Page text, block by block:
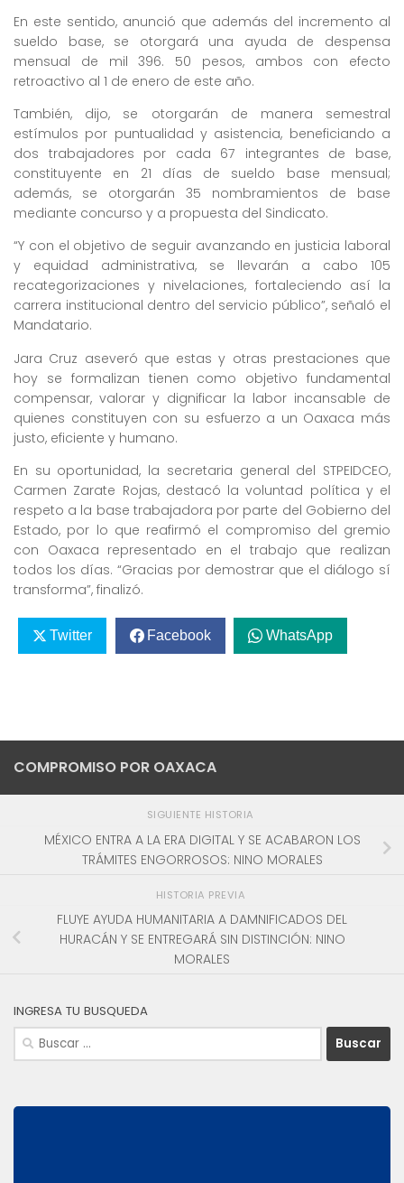
En este sentido, anunció que además del incremento al
sueldo base, se otorgará una ayuda de despensa
mensual de mil 396. 50 pesos, ambos con efecto
retroactivo al 1 de enero de este año.
También, dijo, se otorgarán de manera semestral
estímulos por puntualidad y asistencia, beneficiando a
dos trabajadores por cada 67 integrantes de base,
constituyente en 21 días de sueldo base mensual;
además, se otorgarán 35 nombramientos de base
mediante concurso y a propuesta del Sindicato.
“Y con el objetivo de seguir avanzando en justicia laboral
y equidad administrativa, se llevarán a cabo 105
recategorizaciones y nivelaciones, fortaleciendo así la
carrera institucional dentro del servicio público”, señaló el
Mandatario.
Jara Cruz aseveró que estas y otras prestaciones que
hoy se formalizan tienen como objetivo fundamental
compensar, valorar y dignificar la labor incansable de
quienes constituyen con su esfuerzo a un Oaxaca más
justo, eficiente y humano.
En su oportunidad, la secretaria general del STPEIDCEO,
Carmen Zarate Rojas, destacó la voluntad política y el
respeto a la base trabajadora por parte del Gobierno del
Estado, por lo que reafirmó el compromiso del gremio
con Oaxaca representado en el trabajo que realizan
todos los días. “Gracias por demostrar que el diálogo sí
transforma”, finalizó.
Twitter Facebook WhatsApp
COMPROMISO POR OAXACA
SIGUIENTE HISTORIA
MÉXICO ENTRA A LA ERA DIGITAL Y SE ACABARON LOS
TRÁMITES ENGORROSOS: NINO MORALES
HISTORIA PREVIA
FLUYE AYUDA HUMANITARIA A DAMNIFICADOS DEL
HURACÁN Y SE ENTREGARÁ SIN DISTINCIÓN: NINO
MORALES
INGRESA TU BUSQUEDA
Buscar: